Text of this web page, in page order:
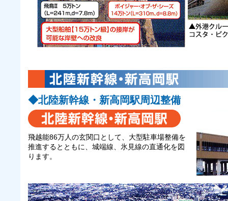
◆北陸新幹線・新高岡駅周辺整備
飛越能86万人の玄関口として、大型駐車場整備を
推進するとともに、城端線、氷見線の直通化を図
ります。